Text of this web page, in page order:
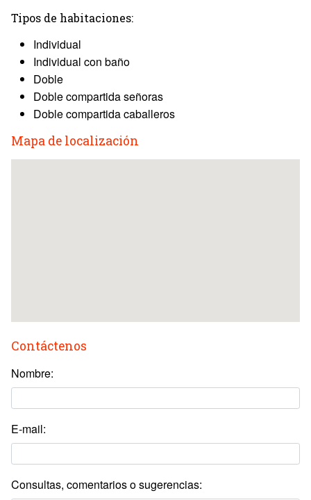
Tipos de habitaciones:
Individual
Individual con baño
Doble
Doble compartida señoras
Doble compartida caballeros
Mapa de localización
Contáctenos
Nombre:
E-mail:
Consultas, comentarios o sugerencias: